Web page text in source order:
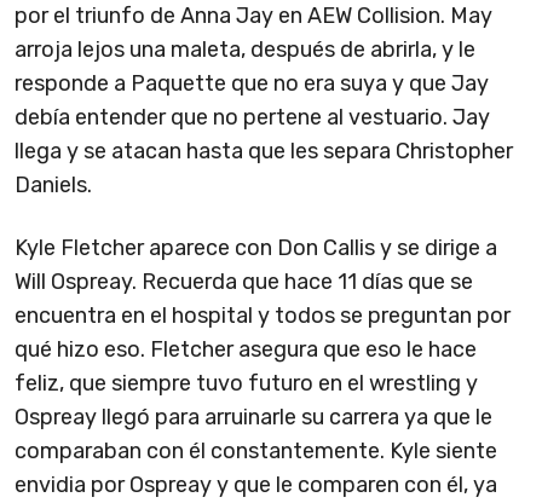
por el triunfo de Anna Jay en AEW Collision. May
arroja lejos una maleta, después de abrirla, y le
responde a Paquette que no era suya y que Jay
debía entender que no pertene al vestuario. Jay
llega y se atacan hasta que les separa Christopher
Daniels.
Kyle Fletcher aparece con Don Callis y se dirige a
Will Ospreay. Recuerda que hace 11 días que se
encuentra en el hospital y todos se preguntan por
qué hizo eso. Fletcher asegura que eso le hace
feliz, que siempre tuvo futuro en el wrestling y
Ospreay llegó para arruinarle su carrera ya que le
comparaban con él constantemente. Kyle siente
envidia por Ospreay y que le comparen con él, ya